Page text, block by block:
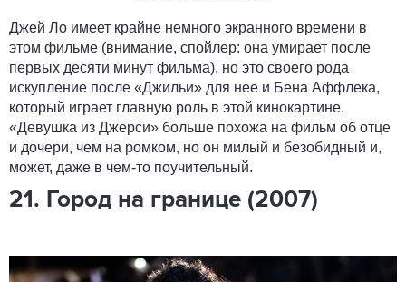
Джей Ло имеет крайне немного экранного времени в
этом фильме (внимание, спойлер: она умирает после
первых десяти минут фильма), но это своего рода
искупление после «Джильи» для нее и Бена Аффлека,
который играет главную роль в этой кинокартине.
«Девушка из Джерси» больше похожа на фильм об отце
и дочери, чем на ромком, но он милый и безобидный и,
может, даже в чем-то поучительный.
21. Город на границе (2007)